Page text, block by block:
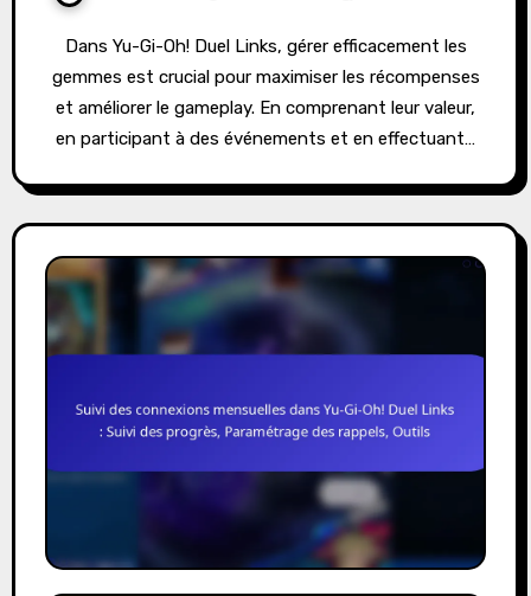
Dans Yu-Gi-Oh! Duel Links, gérer efficacement les
gemmes est crucial pour maximiser les récompenses
et améliorer le gameplay. En comprenant leur valeur,
en participant à des événements et en effectuant…